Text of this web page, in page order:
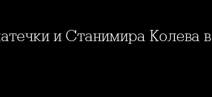
и Станимира Колева